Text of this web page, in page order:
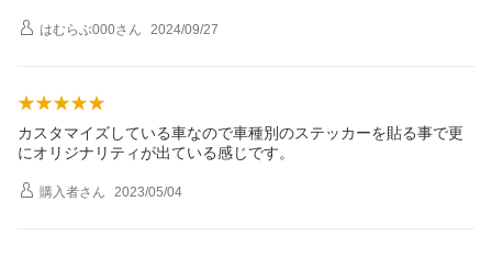
はむらぶ000さん 2024/09/27
カスタマイズしている車なので車種別のステッカーを貼る事で更
にオリジナリティが出ている感じです。
購入者さん 2023/05/04